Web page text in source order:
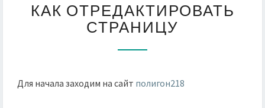
ОТРЕДАКТИРОВАТЬ
СТРАНИЦУ
КАК ОТРЕДАКТИРОВАТЬ
СТРАНИЦУ
Для начала заходим на сайт полигон218